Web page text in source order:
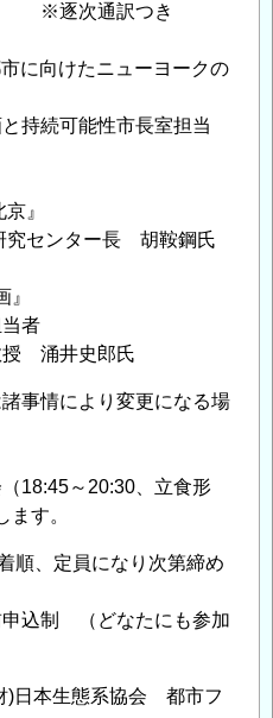
次通訳つき
に向けたニューヨークの
続可能性市長室担当
京』
センター長 胡鞍鋼氏
画』
当者
涌井史郎氏
事情により変更になる場
18:45～20:30、立食形
ます。
、定員になり次第締め
込制 （どなたにも参加
日本生態系協会 都市フ